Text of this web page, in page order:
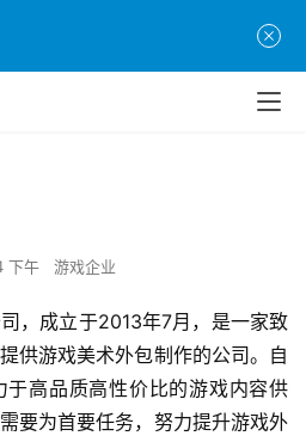
下午 游戏企业
，成立于2013年7月，是一家致
供游戏美术外包制作的公司。自
高品质高性价比的游戏内容供
要为首要任务，努力提升游戏外